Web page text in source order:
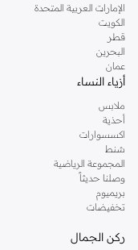
دوروثي بيركنز الشهيرة.
استخدمي القائمة لتحديد
والدعم الاستثنائي يضمن لك
الإمارات العربية المتحدة
الكويت
قطر
البحرين
عمان
أزياء النساء
ملابس
أحذية
اكسسوارات
شنط
المجموعة الرياضية
وصلنا حديثاً
بريميوم
تخفيضات
ركن الجمال